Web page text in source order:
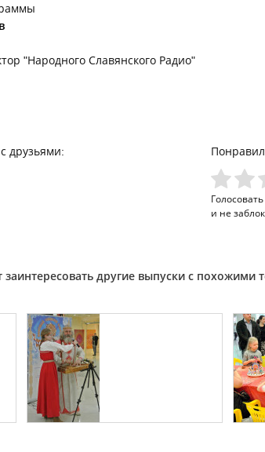
"Народного Славянского Радио"
друзьями:
и не
заинтересовать другие выпуски с похожими